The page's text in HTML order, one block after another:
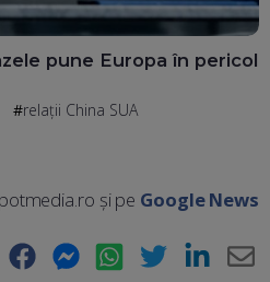
pune Europa în pericol
relații China SUA
și pe Google News
Facebook Messenger WhatsApp Twitter LinkedIn